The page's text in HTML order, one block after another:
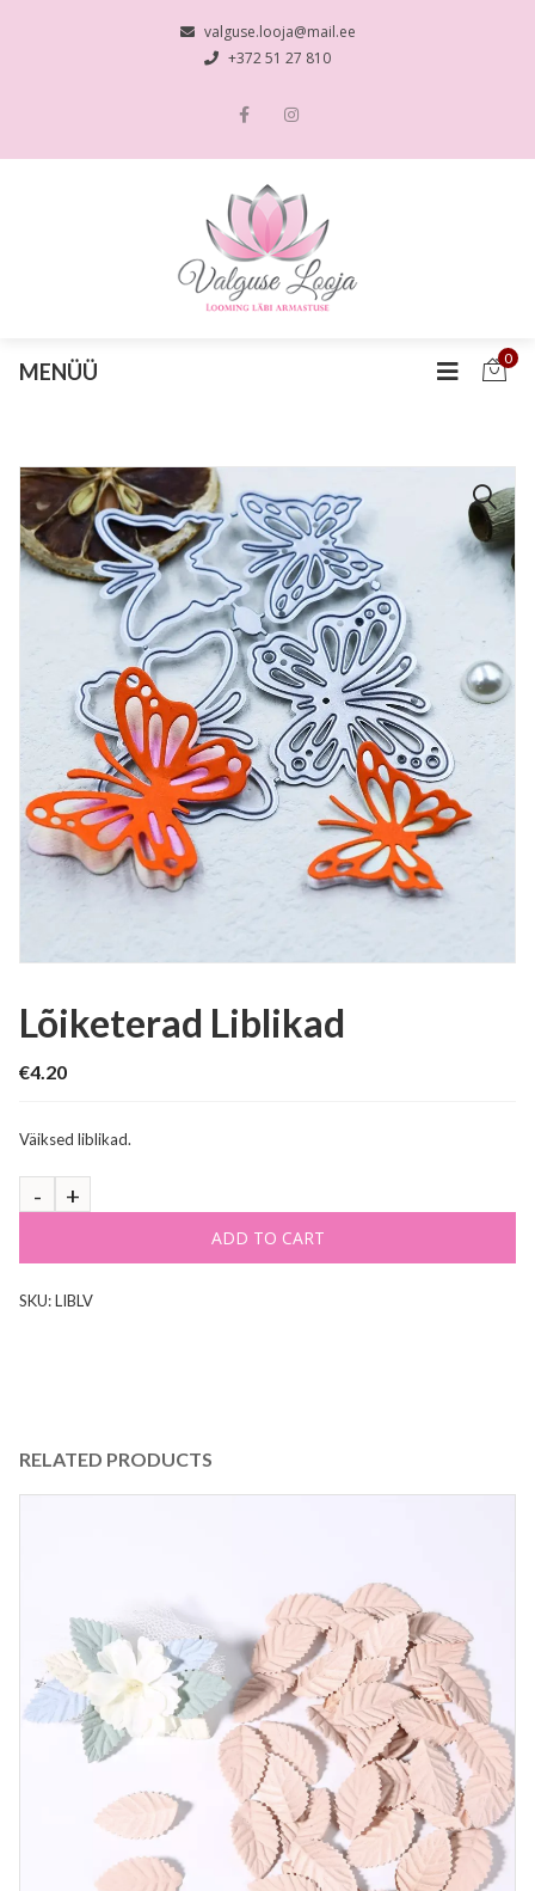
valguse.looja@mail.ee
+372 51 27 810
MENÜÜ
0
🔍
Lõiketerad Liblikad
€4.20
Väiksed liblikad.
ADD TO CART
SKU:LIBLV
RELATED PRODUCTS